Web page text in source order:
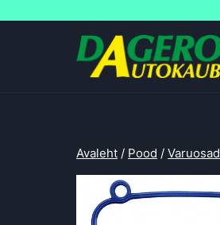
Avaleht / Pood / Varuosad